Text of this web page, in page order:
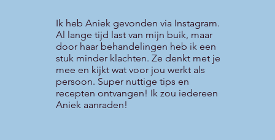
Ik heb Aniek gevonden via Instagram.
Al lange tijd last van mijn buik, maar
door haar behandelingen heb ik een
stuk minder klachten. Ze denkt met je
mee en kijkt wat voor jou werkt als
persoon. Super nuttige tips en
recepten ontvangen! Ik zou iedereen
Aniek aanraden!